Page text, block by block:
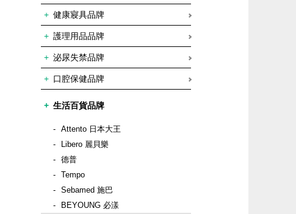
健康寢具品牌
護理用品品牌
泌尿失禁品牌
口腔保健品牌
生活百貨品牌
Attento 日本大王
Libero 麗貝樂
德普
Tempo
Sebamed 施巴
BEYOUNG 必漾